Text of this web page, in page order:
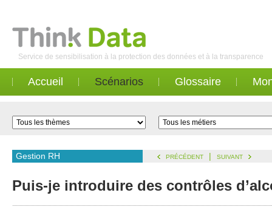
Service de sensibilisation à la protection des données et à la transparence
Accueil Scénarios Glossaire
Gestion RH PRÉCÉDENT | SUIVANT
Puis-je introduire des contrôles